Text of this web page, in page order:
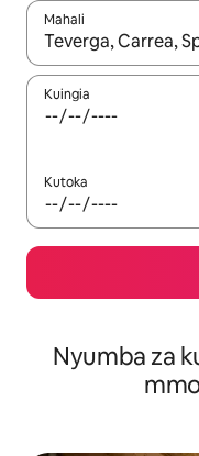
Mahali
Wakati matokeo
Kuingia
Kutoka
Nyumba za